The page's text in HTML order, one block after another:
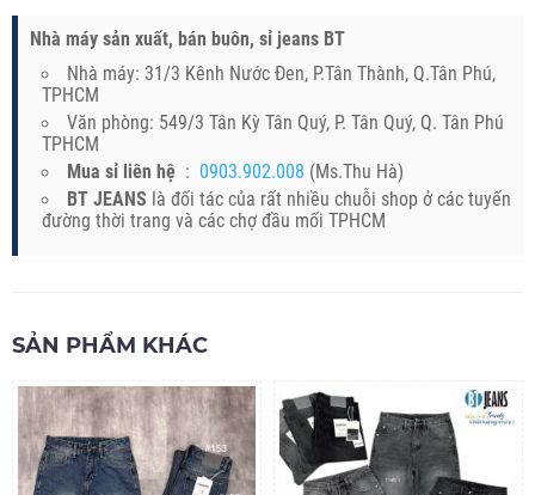
Nhà máy sản xuất, bán buôn, sỉ jeans BT
Nhà máy: 31/3 Kênh Nước Đen, P.Tân Thành, Q.Tân Phú,
TPHCM
Văn phòng: 549/3 Tân Kỳ Tân Quý, P. Tân Quý, Q. Tân Phú
TPHCM
Mua sỉ liên hệ : 0903.902.008 (Ms.Thu Hà)
BT JEANS là đối tác của rất nhiều chuỗi shop ở các tuyến
đường thời trang và các chợ đầu mối TPHCM
SẢN PHẨM KHÁC